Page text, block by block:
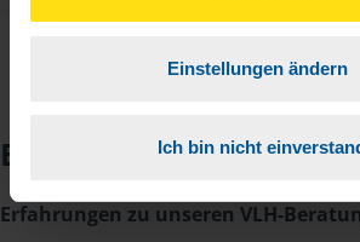
unserer➔ Datenschutzrichtlinie
Einstellungen ändern
Ich bin nicht
Echte Stimmen zur VLH
Erfahrungen zu unseren VLH-